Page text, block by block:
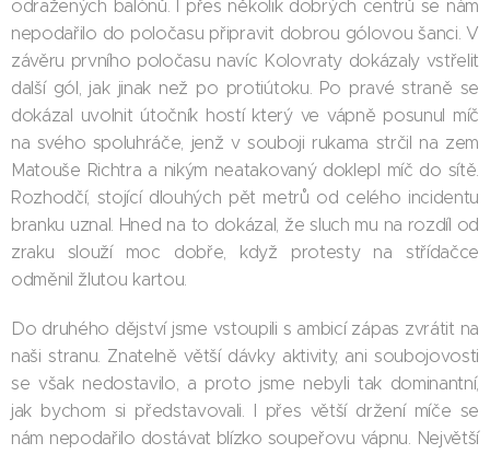
odražených balónů. I přes několik dobrých centrů se nám
nepodařilo do poločasu připravit dobrou gólovou šanci. V
závěru prvního poločasu navíc Kolovraty dokázaly vstřelit
další gól, jak jinak než po protiútoku. Po pravé straně se
dokázal uvolnit útočník hostí který ve vápně posunul míč
na svého spoluhráče, jenž v souboji rukama strčil na zem
Matouše Richtra a nikým neatakovaný doklepl míč do sítě.
Rozhodčí, stojící dlouhých pět metrů od celého incidentu
branku uznal. Hned na to dokázal, že sluch mu na rozdíl od
zraku slouží moc dobře, když protesty na střídačce
odměnil žlutou kartou.
Do druhého dějství jsme vstoupili s ambicí zápas zvrátit na
naši stranu. Znatelně větší dávky aktivity, ani soubojovosti
se však nedostavilo, a proto jsme nebyli tak dominantní,
jak bychom si představovali. I přes větší držení míče se
nám nepodařilo dostávat blízko soupeřovu vápnu. Největší